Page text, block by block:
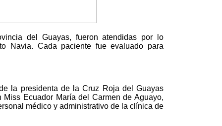
del Guayas, fueron atendidas por lo
Navia. Cada paciente fue evaluado para
la presidenta de la Cruz Roja del Guayas
Ecuador María del Carmen de Aguayo,
médico y administrativo de la clínica de